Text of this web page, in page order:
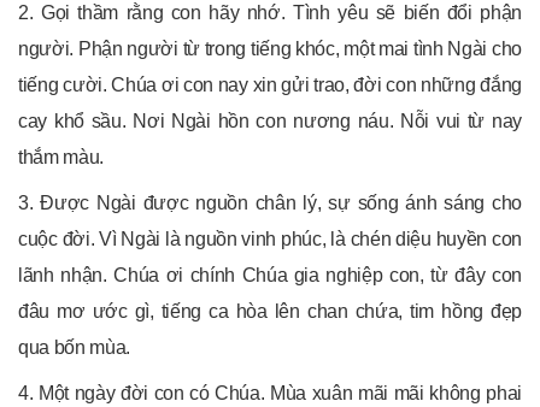
2. Gọi thầm rằng con hãy nhớ. Tình yêu sẽ biến đổi phận
người. Phận người từ trong tiếng khóc, một mai tình Ngài cho
tiếng cười. Chúa ơi con nay xin gửi trao, đời con những đắng
cay khổ sầu. Nơi Ngài hồn con nương náu. Nỗi vui từ nay
thắm màu.
3. Được Ngài được nguồn chân lý, sự sống ánh sáng cho
cuộc đời. Vì Ngài là nguồn vinh phúc, là chén diệu huyền con
lãnh nhận. Chúa ơi chính Chúa gia nghiệp con, từ đây con
đâu mơ ước gì, tiếng ca hòa lên chan chứa, tim hồng đẹp
qua bốn mùa.
4. Một ngày đời con có Chúa. Mùa xuân mãi mãi không phai